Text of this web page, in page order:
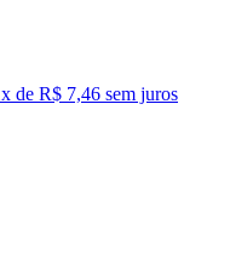
x de R$ 7,46 sem juros